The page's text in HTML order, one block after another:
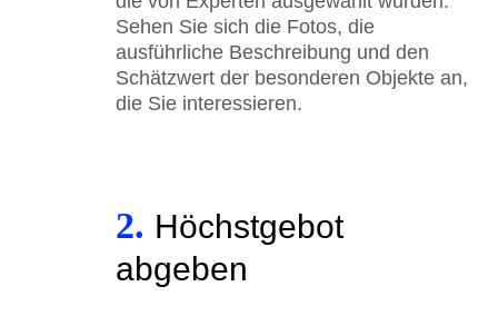
Sehen Sie sich die Fotos, die
ausführliche Beschreibung und den
Schätzwert der besonderen Objekte an,
die Sie interessieren.
2. Höchstgebot
abgeben